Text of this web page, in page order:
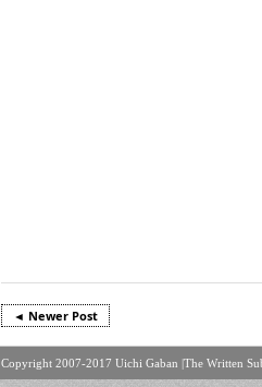
◄ Newer Post
Copyright 2007-2017 Uichi Gaban |The Written